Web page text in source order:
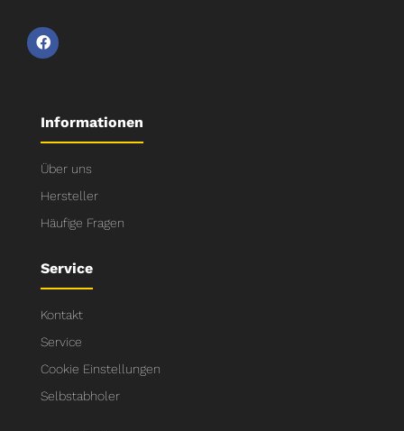
Informationen
Über uns
Hersteller
Häufige Fragen
Service
Kontakt
Service
Cookie Einstellungen
Selbstabholer